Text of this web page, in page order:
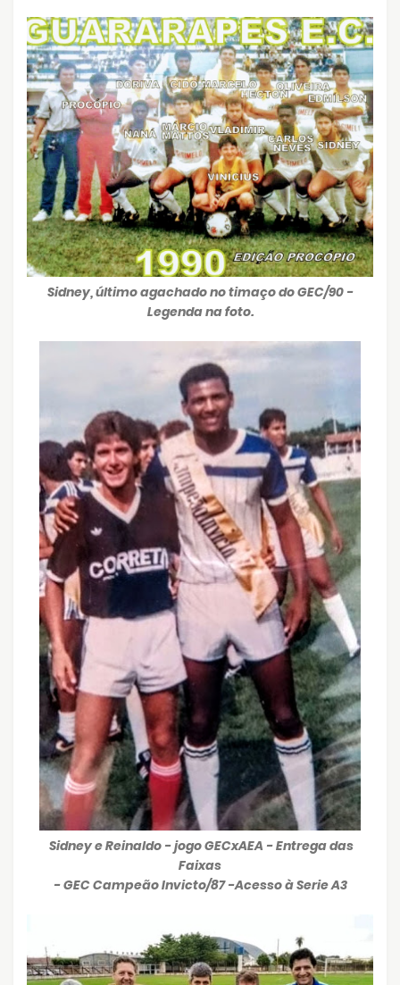
Sidney, último agachado no timaço do GEC/90 -
Legenda na foto.
Sidney e Reinaldo - jogo GECxAEA - Entrega das
Faixas
- GEC Campeão Invicto/87 -Acesso à Serie A3